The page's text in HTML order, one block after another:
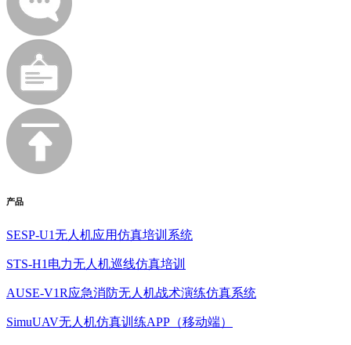
产品
SESP-U1无人机应用仿真培训系统
STS-H1电力无人机巡线仿真培训
AUSE-V1R应急消防无人机战术演练仿真系统
SimuUAV无人机仿真训练APP（移动端）